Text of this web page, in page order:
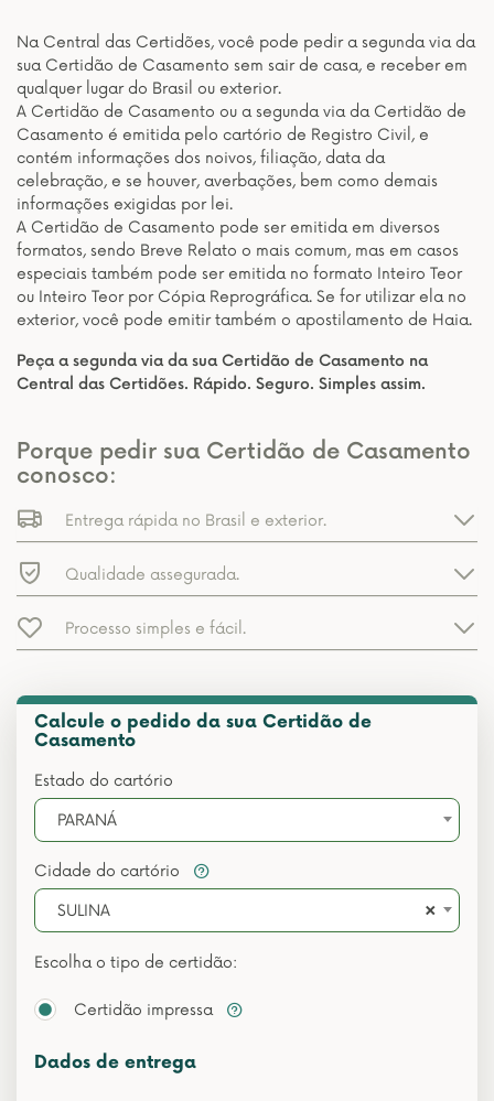
Na Central das Certidões, você pode pedir a segunda via da
sua Certidão de Casamento sem sair de casa, e receber em
qualquer lugar do Brasil ou exterior.
A Certidão de Casamento ou a segunda via da Certidão de
Casamento é emitida pelo cartório de Registro Civil, e
contém informações dos noivos, filiação, data da
celebração, e se houver, averbações, bem como demais
informações exigidas por lei.
A Certidão de Casamento pode ser emitida em diversos
formatos, sendo Breve Relato o mais comum, mas em casos
especiais também pode ser emitida no formato Inteiro Teor
ou Inteiro Teor por Cópia Reprográfica. Se for utilizar ela no
exterior, você pode emitir também o apostilamento de Haia.
Peça a segunda via da sua Certidão de Casamento na
Central das Certidões. Rápido. Seguro. Simples assim.
Porque pedir sua Certidão de Casamento
conosco:
Entrega rápida no Brasil e exterior.
Qualidade assegurada.
Processo simples e fácil.
Calcule o pedido da sua Certidão de
Casamento
Estado do cartório
PARANÁ
Cidade do cartório
×
SULINA
Escolha o tipo de certidão:
Certidão impressa
Dados de entrega